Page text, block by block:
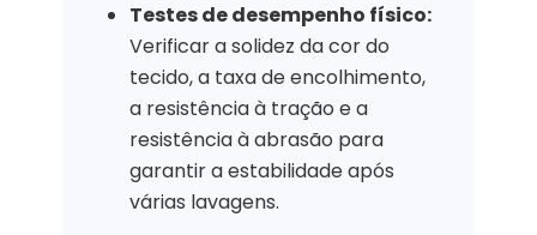
Testes de desempenho físico:
Verificar a solidez da cor do
tecido, a taxa de encolhimento,
a resistência à tração e a
resistência à abrasão para
garantir a estabilidade após
várias lavagens.